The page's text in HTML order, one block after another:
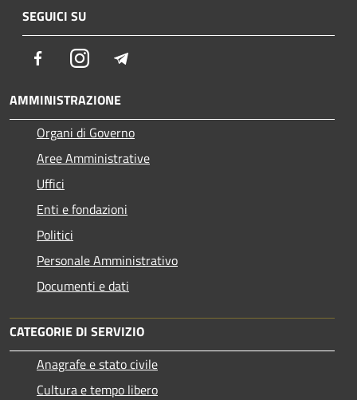
SEGUICI SU
FacebookInstagram
AMMINISTRAZIONE
Organi di Governo
Aree Amministrative
Uffici
Enti e fondazioni
Politici
Personale Amministrativo
Documenti e dati
CATEGORIE DI SERVIZIO
Anagrafe e stato civile
Cultura e tempo libero